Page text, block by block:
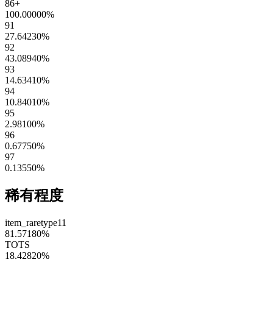
86+
100.00000%
91
27.64230%
92
43.08940%
93
14.63410%
94
10.84010%
95
2.98100%
96
0.67750%
97
0.13550%
稀有程度
item_raretype11
81.57180%
TOTS
18.42820%